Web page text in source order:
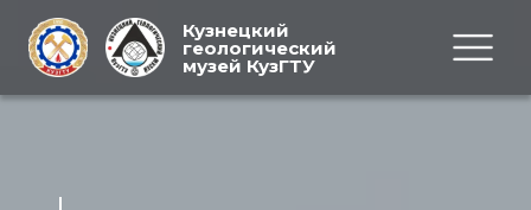
Кузнецкий
геологический
музей КузГТУ